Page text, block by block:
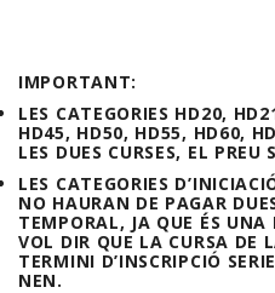
IMPORTANT:
LES CATEGORIES HD20,
HD45, HD50, HD55, HD60,
LES DUES CURSES, EL PREU
LES CATEGORIES
NO HAURAN DE PAGAR
TEMPORAL, JA QUE ÉS
VOL DIR QUE LA CURSA DE
TERMINI D’INSCRIPCIÓ
NEN.